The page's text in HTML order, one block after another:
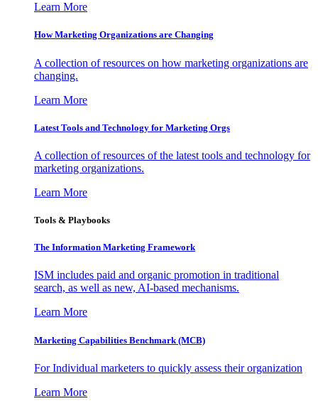
Learn More
How Marketing Organizations are Changing
A collection of resources on how marketing organizations are
changing.
Learn More
Latest Tools and Technology for Marketing Orgs
A collection of resources of the latest tools and technology for
marketing organizations.
Learn More
Tools & Playbooks
The Information Marketing Framework
ISM includes paid and organic promotion in traditional
search, as well as new, AI-based mechanisms.
Learn More
Marketing Capabilities Benchmark (MCB)
For Individual marketers to quickly assess their organization
Learn More